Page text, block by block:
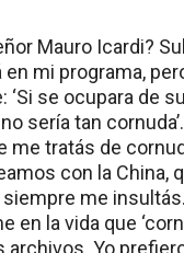
Mauro Icardi?
mi programa,
‘Si se ocupara de
sería tan
me tratás de
con la China,
me
en la vida que
Yo